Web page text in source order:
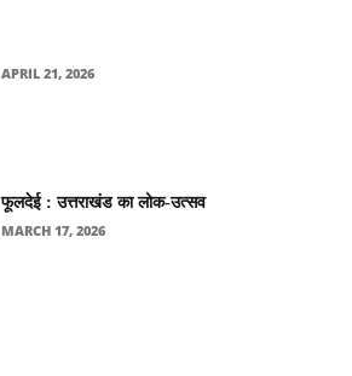
APRIL 21, 2026
फूलदेई : उत्तराखंड का लोक-उत्सव
MARCH 17, 2026